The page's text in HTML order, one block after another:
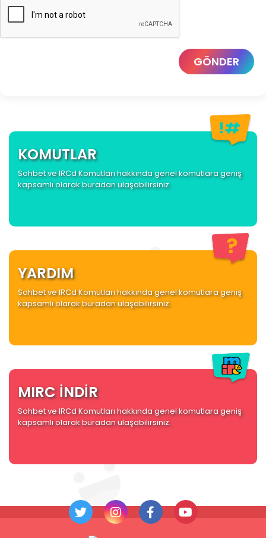
GÖNDER
KOMUTLAR
Sohbet ve IRCd Komutları hakkında genel komutlara geniş
kapsamlı olarak buradan ulaşabilirsiniz.
YARDIM
Sohbet ve IRCd Komutları hakkında genel komutlara geniş
kapsamlı olarak buradan ulaşabilirsiniz.
MIRC İNDİR
Sohbet ve IRCd Komutları hakkında genel komutlara geniş
kapsamlı olarak buradan ulaşabilirsiniz.